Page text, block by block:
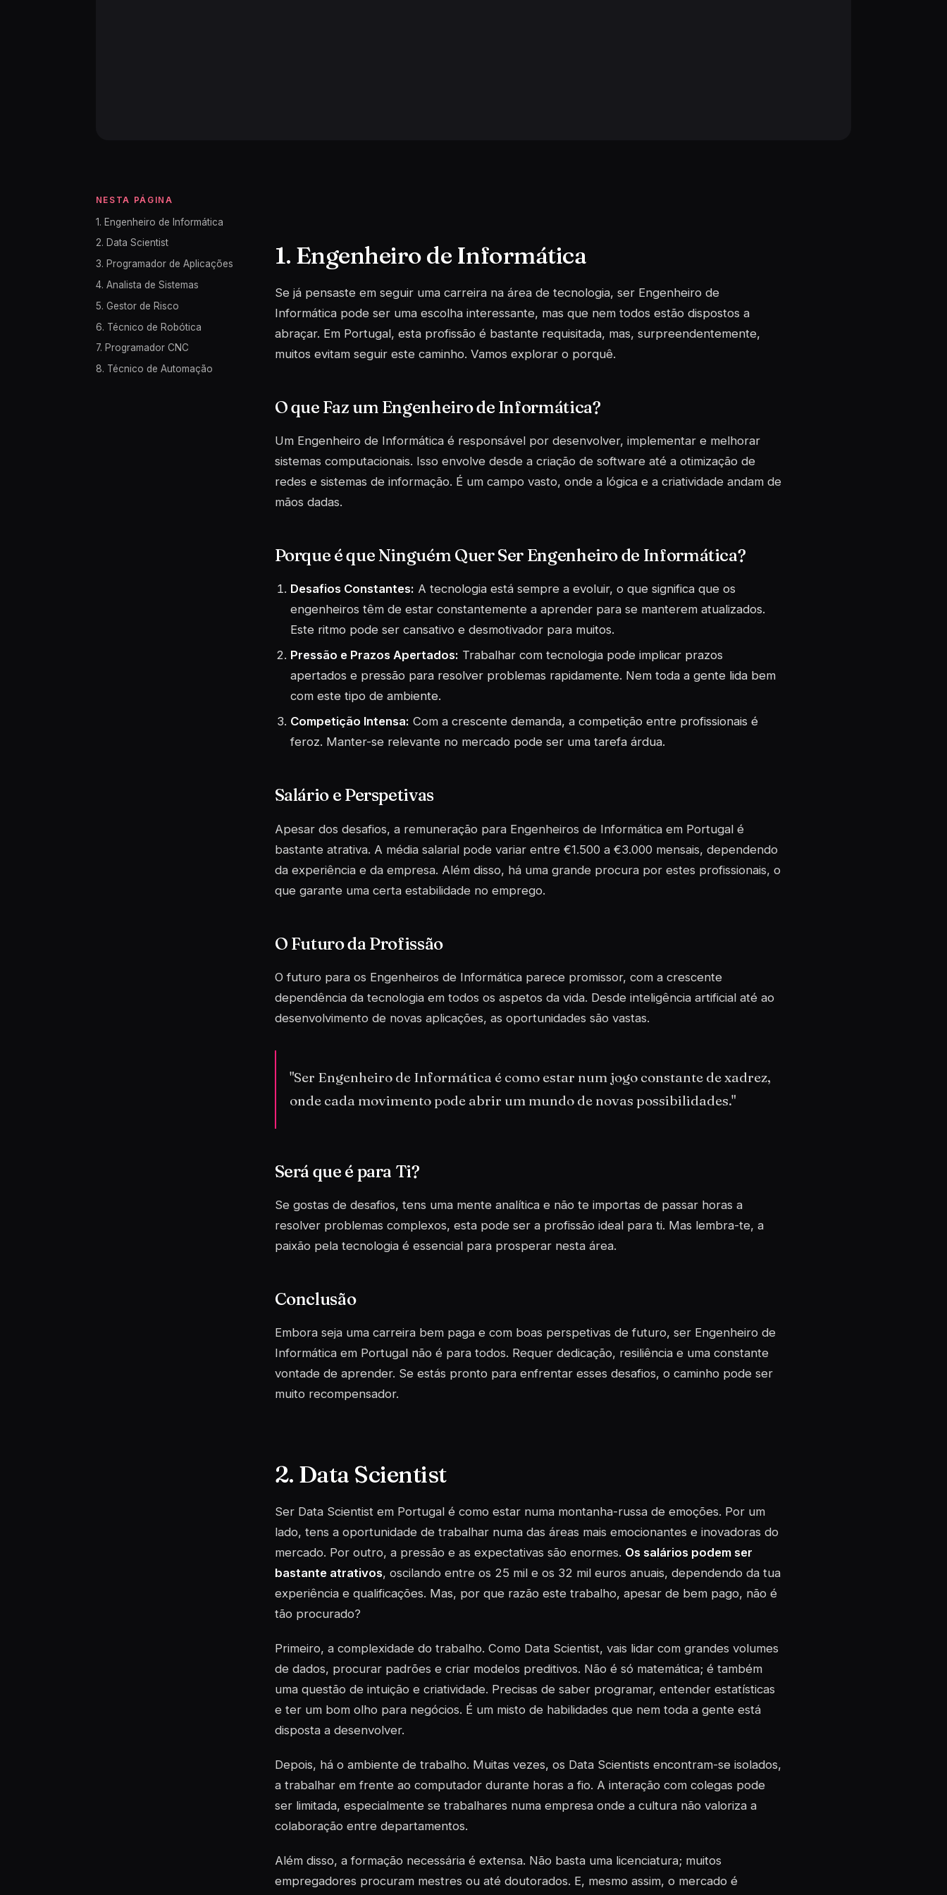
NESTA PÁGINA
1. Engenheiro de Informática
2. Data Scientist
3. Programador de Aplicações
4. Analista de Sistemas
5. Gestor de Risco
6. Técnico de Robótica
7. Programador CNC
8. Técnico de Automação
1. Engenheiro de Informática
Se já pensaste em seguir uma carreira na área de tecnologia, ser Engenheiro de
Informática pode ser uma escolha interessante, mas que nem todos estão dispostos a
abraçar. Em Portugal, esta profissão é bastante requisitada, mas, surpreendentemente,
muitos evitam seguir este caminho. Vamos explorar o porquê.
O que Faz um Engenheiro de Informática?
Um Engenheiro de Informática é responsável por desenvolver, implementar e melhorar
sistemas computacionais. Isso envolve desde a criação de software até a otimização de
redes e sistemas de informação. É um campo vasto, onde a lógica e a criatividade andam de
mãos dadas.
Porque é que Ninguém Quer Ser Engenheiro de Informática?
Desafios Constantes: A tecnologia está sempre a evoluir, o que significa que os
engenheiros têm de estar constantemente a aprender para se manterem atualizados.
Este ritmo pode ser cansativo e desmotivador para muitos.
Pressão e Prazos Apertados: Trabalhar com tecnologia pode implicar prazos
apertados e pressão para resolver problemas rapidamente. Nem toda a gente lida bem
com este tipo de ambiente.
Competição Intensa: Com a crescente demanda, a competição entre profissionais é
feroz. Manter-se relevante no mercado pode ser uma tarefa árdua.
Salário e Perspetivas
Apesar dos desafios, a remuneração para Engenheiros de Informática em Portugal é
bastante atrativa. A média salarial pode variar entre €1.500 a €3.000 mensais, dependendo
da experiência e da empresa. Além disso, há uma grande procura por estes profissionais, o
que garante uma certa estabilidade no emprego.
O Futuro da Profissão
O futuro para os Engenheiros de Informática parece promissor, com a crescente
dependência da tecnologia em todos os aspetos da vida. Desde inteligência artificial até ao
desenvolvimento de novas aplicações, as oportunidades são vastas.
"Ser Engenheiro de Informática é como estar num jogo constante de xadrez,
onde cada movimento pode abrir um mundo de novas possibilidades."
Será que é para Ti?
Se gostas de desafios, tens uma mente analítica e não te importas de passar horas a
resolver problemas complexos, esta pode ser a profissão ideal para ti. Mas lembra-te, a
paixão pela tecnologia é essencial para prosperar nesta área.
Conclusão
Embora seja uma carreira bem paga e com boas perspetivas de futuro, ser Engenheiro de
Informática em Portugal não é para todos. Requer dedicação, resiliência e uma constante
vontade de aprender. Se estás pronto para enfrentar esses desafios, o caminho pode ser
muito recompensador.
2. Data Scientist
Ser Data Scientist em Portugal é como estar numa montanha-russa de emoções. Por um
lado, tens a oportunidade de trabalhar numa das áreas mais emocionantes e inovadoras do
mercado. Por outro, a pressão e as expectativas são enormes. Os salários podem ser
bastante atrativos, oscilando entre os 25 mil e os 32 mil euros anuais, dependendo da tua
experiência e qualificações. Mas, por que razão este trabalho, apesar de bem pago, não é
tão procurado?
Primeiro, a complexidade do trabalho. Como Data Scientist, vais lidar com grandes volumes
de dados, procurar padrões e criar modelos preditivos. Não é só matemática; é também
uma questão de intuição e criatividade. Precisas de saber programar, entender estatísticas
e ter um bom olho para negócios. É um misto de habilidades que nem toda a gente está
disposta a desenvolver.
Depois, há o ambiente de trabalho. Muitas vezes, os Data Scientists encontram-se isolados,
a trabalhar em frente ao computador durante horas a fio. A interação com colegas pode
ser limitada, especialmente se trabalhares numa empresa onde a cultura não valoriza a
colaboração entre departamentos.
Além disso, a formação necessária é extensa. Não basta uma licenciatura; muitos
empregadores procuram mestres ou até doutorados. E, mesmo assim, o mercado é